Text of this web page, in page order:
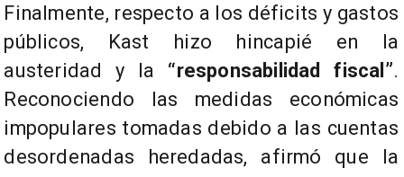
Finalmente, respecto a los déficits y gastos
públicos, Kast hizo hincapié en la
austeridad y la “responsabilidad fiscal”.
Reconociendo las medidas económicas
impopulares tomadas debido a las cuentas
desordenadas heredadas, afirmó que la